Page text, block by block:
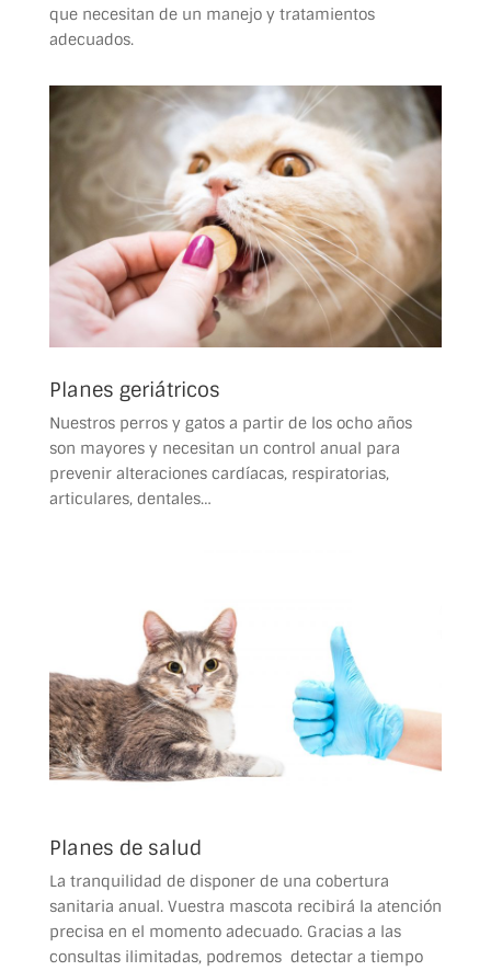
que necesitan de un manejo y tratamientos
adecuados.
Planes geriátricos
Nuestros perros y gatos a partir de los ocho años
son mayores y necesitan un control anual para
prevenir alteraciones cardíacas, respiratorias,
articulares, dentales…
Planes de salud
La tranquilidad de disponer de una cobertura
sanitaria anual. Vuestra mascota recibirá la atención
precisa en el momento adecuado. Gracias a las
consultas ilimitadas, podremos detectar a tiempo